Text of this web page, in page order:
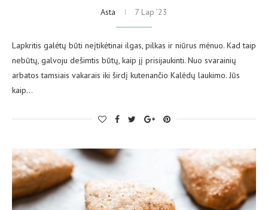
Asta 7 Lap ’23
Lapkritis galėtų būti neįtikėtinai ilgas, pilkas ir niūrus mėnuo. Kad taip
nebūtų, galvoju dešimtis būtų, kaip jį prisijaukinti. Nuo svarainių
arbatos tamsiais vakarais iki širdį kutenančio Kalėdų laukimo. Jūs
kaip…